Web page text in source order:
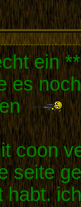
ein
es
coon
seite
habt.